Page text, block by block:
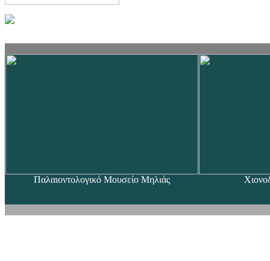
Παλαιοντολογικό Μουσείο Μηλιάς